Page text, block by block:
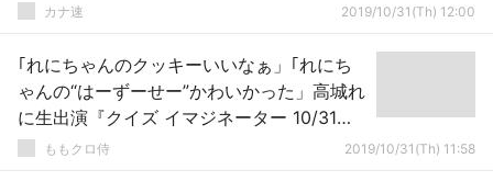
カナ速 2019/10/31(Th) 12:00
｢れにちゃんのクッキーいいなぁ」｢れにち
ゃんの“はーずーせー”かわいかった」高城れ
に生出演『クイズ イマジネーター 10/31』
実況まとめ！
ももクロ侍 2019/10/31(Th) 11:58